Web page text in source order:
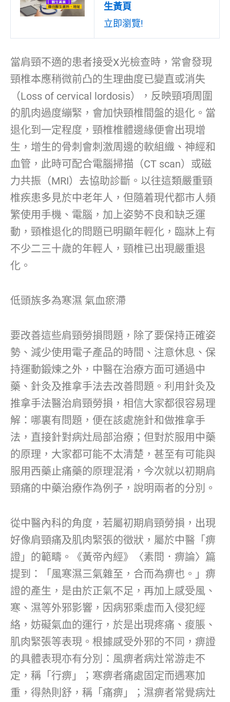
生黃頁
立即瀏覽!
當肩頸不適的患者接受X光檢查時，常會發現
頸椎本應稍微前凸的生理曲度已變直或消失
（Loss of cervical lordosis），反映頸項周圍
的肌肉過度繃緊，會加快頸椎間盤的退化。當
退化到一定程度，頸椎椎體邊緣便會出現增
生，增生的骨刺會刺激周邊的軟組織、神經和
血管，此時可配合電腦掃描（CT scan）或磁
力共振（MRI）去協助診斷。以往這類嚴重頸
椎疾患多見於中老年人，但隨着現代都市人頻
繁使用手機、電腦，加上姿勢不良和缺乏運
動，頸椎退化的問題已明顯年輕化，臨牀上有
不少二三十歲的年輕人，頸椎已出現嚴重退
化。
低頭族多為寒濕 氣血瘀滯
要改善這些肩頸勞損問題，除了要保持正確姿
勢、減少使用電子產品的時間、注意休息、保
持運動鍛煉之外，中醫在治療方面可通過中
藥、針灸及推拿手法去改善問題。利用針灸及
推拿手法醫治肩頸勞損，相信大家都很容易理
解：哪裏有問題，便在該處施針和做推拿手
法，直接針對病灶局部治療；但對於服用中藥
的原理，大家都可能不太清楚，甚至有可能與
服用西藥止痛藥的原理混淆，今次就以初期肩
頸痛的中藥治療作為例子，說明兩者的分別。
從中醫內科的角度，若屬初期肩頸勞損，出現
好像肩頸痛及肌肉緊張的徵狀，屬於中醫「痹
證」的範疇。《黃帝內經》〈素問．痹論〉篇
提到：「風寒濕三氣雜至，合而為痹也。」痹
證的產生，是由於正氣不足，再加上感受風、
寒、濕等外邪影響，因病邪乘虛而入侵犯經
絡，妨礙氣血的運行，於是出現疼痛、痠脹、
肌肉緊張等表現。根據感受外邪的不同，痹證
的具體表現亦有分別：風痹者病灶常游走不
定，稱「行痹」；寒痹者痛處固定而遇寒加
重，得熱則舒，稱「痛痹」；濕痹者常覺病灶